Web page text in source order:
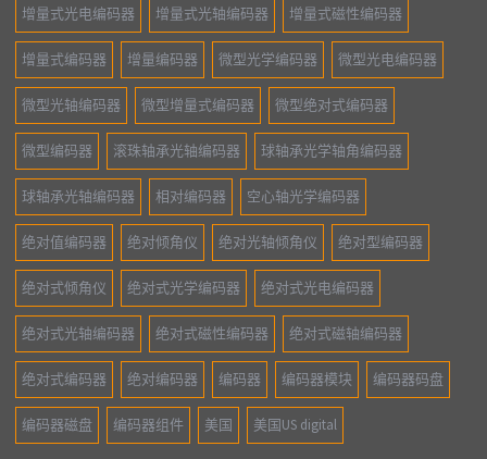
增量式光电编码器 增量式光轴编码器 增量式磁性编码器
增量式编码器 增量编码器 微型光学编码器 微型光电编码器
微型光轴编码器 微型增量式编码器 微型绝对式编码器
微型编码器 滚珠轴承光轴编码器 球轴承光学轴角编码器
球轴承光轴编码器 相对编码器 空心轴光学编码器
绝对值编码器 绝对倾角仪 绝对光轴倾角仪 绝对型编码器
绝对式倾角仪 绝对式光学编码器 绝对式光电编码器
绝对式光轴编码器 绝对式磁性编码器 绝对式磁轴编码器
绝对式编码器 绝对编码器 编码器 编码器模块 编码器码盘
编码器磁盘 编码器组件 美国 美国US digital